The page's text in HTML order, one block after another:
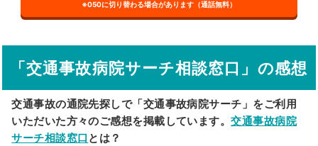
その他の検索方法
駅から探す 院名から探す
※050に切り替わる場合があります（通話無料）
「交通事故病院サーチ相談窓口」の感想
交通事故の通院先探しで「交通事故病院サーチ」をご利用
いただいた方々のご感想を掲載しています。交通事故病院
サーチ相談窓口 とは？